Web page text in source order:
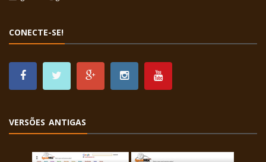
CONECTE-SE!
VERSÕES ANTIGAS